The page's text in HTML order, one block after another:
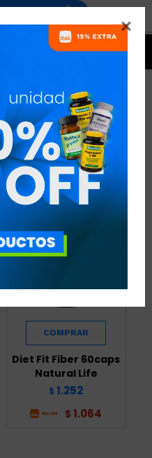

RECOMENDADOS
Diet Fit Fiber 60caps
Natural Life
$ 1.252
$ 1.064